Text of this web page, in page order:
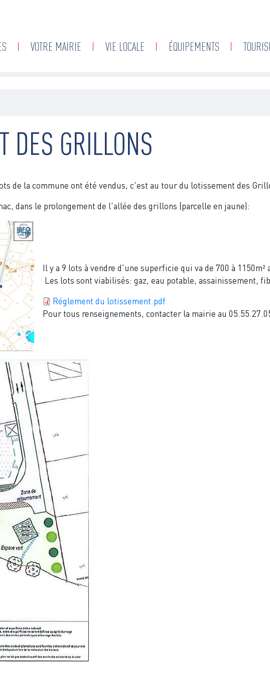
principal
VOTRE MAIRIE VIE LOCALE ÉQUIPEMENTS
DES GRILLONS
de la commune ont été vendus, c'est au tour du lotissement des
dans le prolongement de l'allée des grillons (parcelle en jaune):
Il y a 9 lots à vendre d'une superficie qui va de 700 à 1150m²
Les lots sont viabilisés: gaz, eau potable, assainissement,
Réglement du lotissement.pdf
Pour tous renseignements, contacter la mairie au